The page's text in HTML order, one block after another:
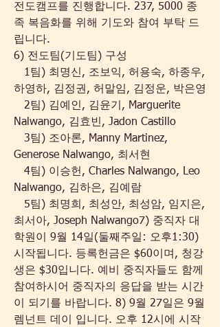
전도캠프를 진행합니다. 237, 5000 종
족 복음화를 위해 기도와 참여 부탁 드
립니다.
6) 전도팀(기도팀) 구성
1팀) 최명신, 조보익, 허용숙, 하종우,
하영하, 김정권, 허말임, 김정운, 박은영
2팀) 김예인, 김윤기, Marguerite
Nalwango, 김효빈, Jadon Castillo
3팀) 조아론, Manny Martinez,
Generose Nalwango, 최서현
4팀) 이승헌, Charles Nalwango, Leo
Nalwango, 김하은, 김예람
5팀) 최명희, 최성안, 최성암, 임지은,
최서아, Joseph Nalwango7) 중직자 대
학원이 9월 14일(둘째주일: 오후1:30)
시작됩니다. 등록헌금은 $60이며, 청강
생은 $30입니다. 예비 중직자들도 함께
참여하시어 중직자의 응답을 받는 시간
이 되기를 바랍니다. 8) 9월 27일은 9월
렘넌트 데이 입니다. 오후 12시에 시작